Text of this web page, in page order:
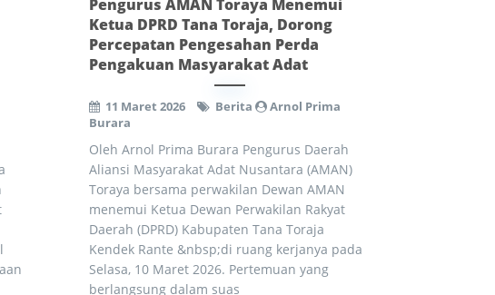
Pengurus AMAN Toraya Menemui
Ketua DPRD Tana Toraja, Dorong
Percepatan Pengesahan Perda
Pengakuan Masyarakat Adat
11 Maret 2026 Berita
Arnol Prima
Burara
Oleh Arnol Prima Burara Pengurus Daerah
Aliansi Masyarakat Adat Nusantara (AMAN)
Toraya bersama perwakilan Dewan AMAN
menemui Ketua Dewan Perwakilan Rakyat
Daerah (DPRD) Kabupaten Tana Toraja
Kendek Rante &nbsp;di ruang kerjanya pada
Selasa, 10 Maret 2026. Pertemuan yang
berlangsung dalam suas